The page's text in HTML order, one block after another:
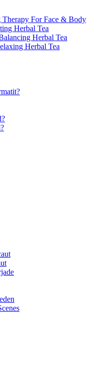
For Face & Body
Herbal Tea
Herbal Tea
Herbal Tea